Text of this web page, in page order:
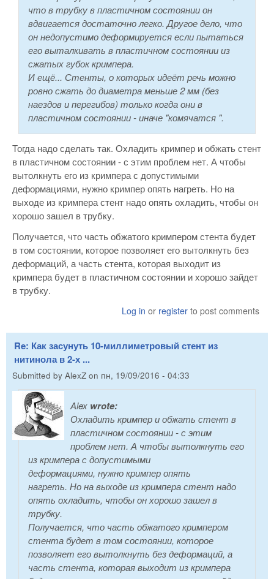
что в трубку в пластичном состоянии он
вдвигается достаточно легко. Другое дело, что
он недопустимо деформируется если пытаться
его выталкивать в пластичном состоянии из
сжатых губок кримпера.
И ещё... Стенты, о которых идеёт речь можно
ровно сжать до диаметра меньше 2 мм (без
наездов и перегибов) только когда они в
пластичном состоянии - иначе "комячатся ".
Тогда надо сделать так. Охладить кримпер и обжать стент
в пластичном состоянии - с этим проблем нет. А чтобы
вытолкнуть его из кримпера с допустимыми
деформациями, нужно кримпер опять нагреть. Но на
выходе из кримпера стент надо опять охладить, чтобы он
хорошо зашел в трубку.
Получается, что часть обжатого кримпером стента будет
в том состоянии, которое позволяет его вытолкнуть без
деформаций, а часть стента, которая выходит из
кримпера будет в пластичном состоянии и хорошо зайдет
в трубку.
Log in or register to post comments
Re: Как засунуть 10-миллиметровый стент из
нитинола в 2-х ...
Submitted by AlexZ on пн, 19/09/2016 - 04:33
Alex wrote:
Охладить кримпер и обжать стент в
пластичном состоянии - с этим
проблем нет. А чтобы вытолкнуть его
из кримпера с допустимыми
деформациями, нужно кримпер опять
нагреть. Но на выходе из кримпера стент надо
опять охладить, чтобы он хорошо зашел в
трубку.
Получается, что часть обжатого кримпером
стента будет в том состоянии, которое
позволяет его вытолкнуть без деформаций, а
часть стента, которая выходит из кримпера